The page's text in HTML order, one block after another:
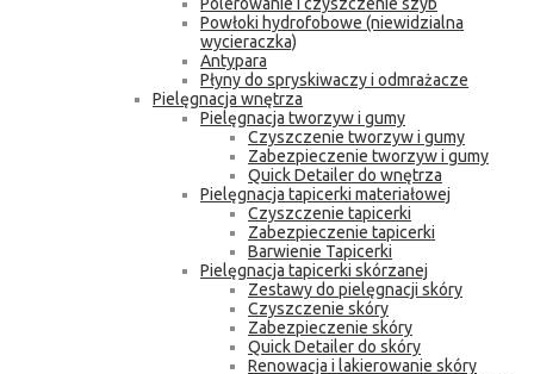
Powłoki hydrofobowe (niewidzialna
wycieraczka)
Antypara
Płyny do spryskiwaczy i odmrażacze
Pielęgnacja wnętrza
Pielęgnacja tworzyw i gumy
Czyszczenie tworzyw i gumy
Zabezpieczenie tworzyw i gumy
Quick Detailer do wnętrza
Pielęgnacja tapicerki materiałowej
Czyszczenie tapicerki
Zabezpieczenie tapicerki
Barwienie Tapicerki
Pielęgnacja tapicerki skórzanej
Zestawy do pielęgnacji skóry
Czyszczenie skóry
Zabezpieczenie skóry
Quick Detailer do skóry
Renowacja i lakierowanie skóry